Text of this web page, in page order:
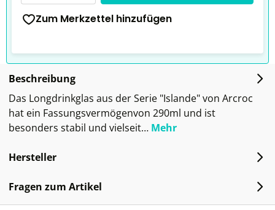
Zum Merkzettel hinzufügen
Beschreibung
Das Longdrinkglas aus der Serie "Islande" von Arcroc
hat ein Fassungsvermögenvon 290ml und ist
besonders stabil und vielseit… Mehr
Hersteller
Fragen zum Artikel